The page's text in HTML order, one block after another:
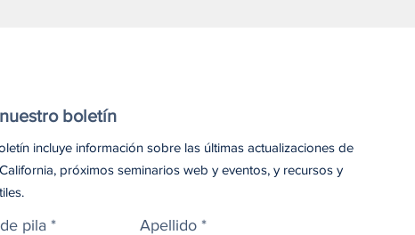
boletín
incluye información sobre las últimas actualizaciones de
próximos seminarios web y eventos, y recursos y
pila Apellido